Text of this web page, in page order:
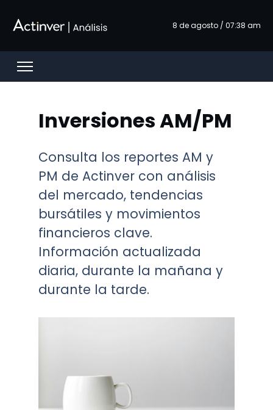
8 de agosto / 07:38 am
Open menu
Inversiones AM/PM
Consulta los reportes AM y
PM de Actinver con análisis
del mercado, tendencias
bursátiles y movimientos
financieros clave.
Información actualizada
diaria, durante la mañana y
durante la tarde.